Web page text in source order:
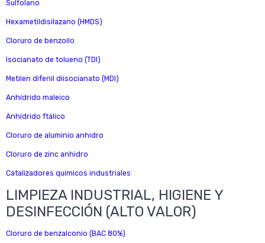
Sulfolano
Hexametildisilazano (HMDS)
Cloruro de benzoilo
Isocianato de tolueno (TDI)
Metilen difenil diisocianato (MDI)
Anhídrido maleico
Anhídrido ftálico
Cloruro de aluminio anhidro
Cloruro de zinc anhidro
Catalizadores químicos industriales
LIMPIEZA INDUSTRIAL, HIGIENE Y
DESINFECCIÓN (ALTO VALOR)
Cloruro de benzalconio (BAC 80%)